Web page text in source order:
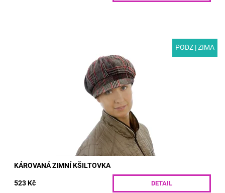
PODZ | ZIMA
MODEL: T05-55 | Stylová dámská zimní kšiltovka s károvým
vzorem. Díky vlněnému materiálu, podšívce a všité gumě vás
vždy udrží v teple.Nevíte jakou...
Skladem
T05-55/S
KÁROVANÁ ZIMNÍ KŠILTOVKA
523 Kč DETAIL